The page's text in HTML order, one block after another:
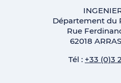
Département du
Rue
62018
Tél : +33 (0)3